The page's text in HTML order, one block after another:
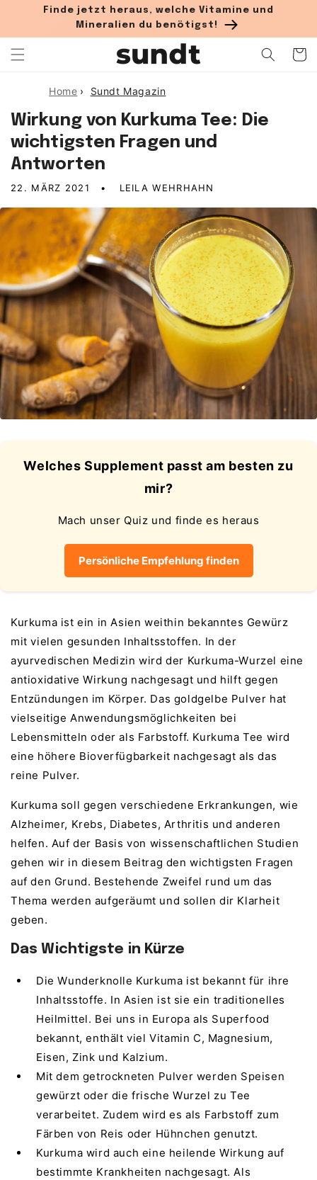
Direkt zum Inhalt
Finde jetzt heraus, welche Vitamine und
Mineralien du benötigst!
Home › Sundt Magazin
Wirkung von Kurkuma Tee: Die
wichtigsten Fragen und
Antworten
22. MÄRZ 2021 LEILA WEHRHAHN
Welches Supplement passt am besten zu
mir?
Mach unser Quiz und finde es heraus
Persönliche Empfehlung finden
Kurkuma ist ein in Asien weithin bekanntes Gewürz
mit vielen gesunden Inhaltsstoffen. In der
ayurvedischen Medizin wird der Kurkuma-Wurzel eine
antioxidative Wirkung nachgesagt und hilft gegen
Entzündungen im Körper. Das goldgelbe Pulver hat
vielseitige Anwendungsmöglichkeiten bei
Lebensmitteln oder als Farbstoff. Kurkuma Tee wird
eine höhere Bioverfügbarkeit nachgesagt als das
reine Pulver.
Kurkuma soll gegen verschiedene Erkrankungen, wie
Alzheimer, Krebs, Diabetes, Arthritis und anderen
helfen. Auf der Basis von wissenschaftlichen Studien
gehen wir in diesem Beitrag den wichtigsten Fragen
auf den Grund. Bestehende Zweifel rund um das
Thema werden aufgeräumt und sollen dir Klarheit
geben.
Das Wichtigste in Kürze
Die Wunderknolle Kurkuma ist bekannt für ihre
Inhaltsstoffe. In Asien ist sie ein traditionelles
Heilmittel. Bei uns in Europa als Superfood
bekannt, enthält viel Vitamin C, Magnesium,
Eisen, Zink und Kalzium.
Mit dem getrockneten Pulver werden Speisen
gewürzt oder die frische Wurzel zu Tee
verarbeitet. Zudem wird es als Farbstoff zum
Färben von Reis oder Hühnchen genutzt.
Kurkuma wird auch eine heilende Wirkung auf
bestimmte Krankheiten nachgesagt. Als